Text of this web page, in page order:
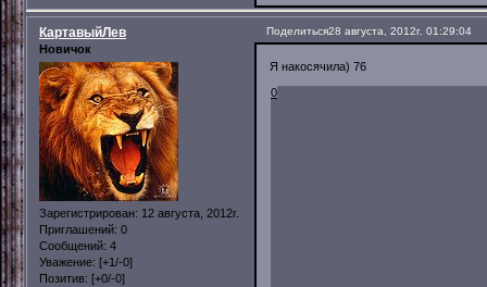
Поделиться28 августа, 2012г. 01:29:04
КартавыйЛев
Новичок
Зарегистрирован: 12 августа, 2012г.
Приглашений: 0
Сообщений: 4
Уважение: [+1/-0]
Позитив: [+0/-0]
Я накосячила) 76
0